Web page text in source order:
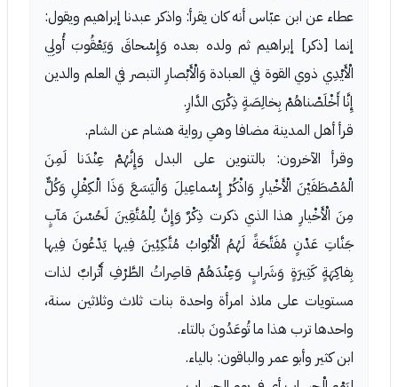
عطاء عن ابن عبّاس أنه كان يقرأ: واذكر عبدنا إبراهيم ويقول:
إنما [ذكر] إبراهيم ثم ولده بعده وَإِسْحاقَ وَيَعْقُوبَ أُولِي
الْأَيْدِي ذوي القوة في العبادة وَالْأَبْصارِ التبصر في العلم والدين
إِنَّا أَخْلَصْناهُمْ بِخالِصَةٍ ذِكْرَى الدَّارِ.
قرأ أهل المدينة مضافا وهي رواية هشام عن الشام.
وقرأ الآخرون: بالتنوين على البدل وَإِنَّهُمْ عِنْدَنا لَمِنَ
الْمُصْطَفَيْنَ الْأَخْيارِ وَاذْكُرْ إِسْماعِيلَ وَالْيَسَعَ وَذَا الْكِفْلِ وَكُلٌّ
مِنَ الْأَخْيارِ هذا الذي ذكرت ذِكْرٌ وَإِنَّ لِلْمُتَّقِينَ لَحُسْنَ مَآبٍ
جَنَّاتِ عَدْنٍ مُفَتَّحَةً لَهُمُ الْأَبْوابُ مُتَّكِئِينَ فِيها يَدْعُونَ فِيها
بِفاكِهَةٍ كَثِيرَةٍ وَشَرابٍ وَعِنْدَهُمْ قاصِراتُ الطَّرْفِ أَتْرابٌ لذات
مستويات على ملاذ امرأة واحدة بنات ثلاث وثلاثين سنة،
واحدها ترب هذا ما تُوعَدُونَ بالتاء.
ابن كثير وأبو عمر والباقون: بالياء.